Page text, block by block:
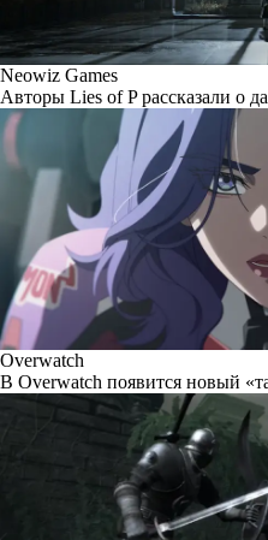
Neowiz Games
Авторы Lies of P рассказали о
Overwatch
В Overwatch появится новый